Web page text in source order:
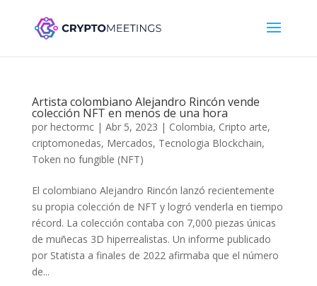
Artista colombiano Alejandro Rincón vende
colección NFT en menos de una hora
por hectormc| Abr 5, 2023 | Colombia, Cripto arte,
criptomonedas, Mercados, Tecnologia Blockchain,
Token no fungible (NFT)
El colombiano Alejandro Rincón lanzó recientemente
su propia colección de NFT y logró venderla en tiempo
récord. La colección contaba con 7,000 piezas únicas
de muñecas 3D hiperrealistas. Un informe publicado
por Statista a finales de 2022 afirmaba que el número
de...